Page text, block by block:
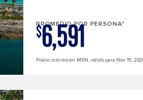
PROMEDIO POR PERSONA*
$6,591
Precio mínimo en MXN, válido para Nov 15,